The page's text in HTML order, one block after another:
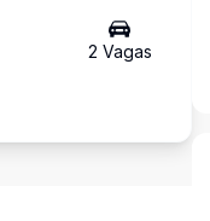
2 Vagas